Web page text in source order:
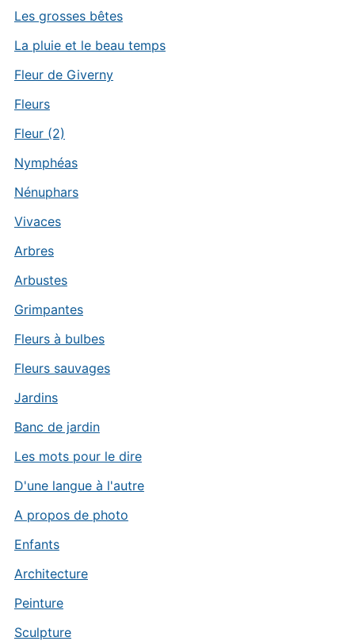
Les grosses bêtes
La pluie et le beau temps
Fleur de Giverny
Fleurs
Fleur (2)
Nymphéas
Nénuphars
Vivaces
Arbres
Arbustes
Grimpantes
Fleurs à bulbes
Fleurs sauvages
Jardins
Banc de jardin
Les mots pour le dire
D'une langue à l'autre
A propos de photo
Enfants
Architecture
Peinture
Sculpture